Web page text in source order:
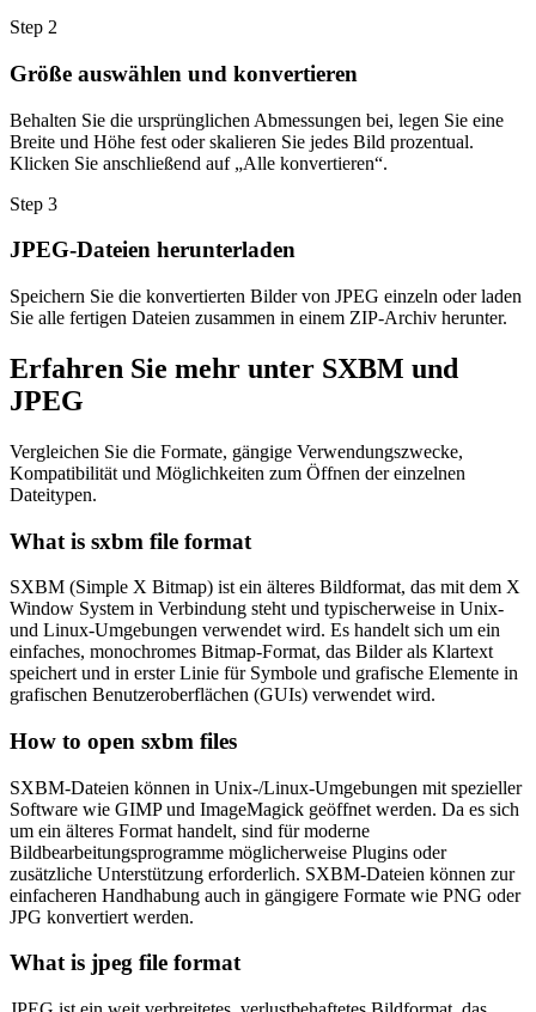
Step 2
Größe auswählen und konvertieren
Behalten Sie die ursprünglichen Abmessungen bei, legen Sie eine
Breite und Höhe fest oder skalieren Sie jedes Bild prozentual.
Klicken Sie anschließend auf „Alle konvertieren“.
Step 3
JPEG-Dateien herunterladen
Speichern Sie die konvertierten Bilder von JPEG einzeln oder laden
Sie alle fertigen Dateien zusammen in einem ZIP-Archiv herunter.
Erfahren Sie mehr unter SXBM und
JPEG
Vergleichen Sie die Formate, gängige Verwendungszwecke,
Kompatibilität und Möglichkeiten zum Öffnen der einzelnen
Dateitypen.
What is sxbm file format
SXBM (Simple X Bitmap) ist ein älteres Bildformat, das mit dem X
Window System in Verbindung steht und typischerweise in Unix-
und Linux-Umgebungen verwendet wird. Es handelt sich um ein
einfaches, monochromes Bitmap-Format, das Bilder als Klartext
speichert und in erster Linie für Symbole und grafische Elemente in
grafischen Benutzeroberflächen (GUIs) verwendet wird.
How to open sxbm files
SXBM-Dateien können in Unix-/Linux-Umgebungen mit spezieller
Software wie GIMP und ImageMagick geöffnet werden. Da es sich
um ein älteres Format handelt, sind für moderne
Bildbearbeitungsprogramme möglicherweise Plugins oder
zusätzliche Unterstützung erforderlich. SXBM-Dateien können zur
einfacheren Handhabung auch in gängigere Formate wie PNG oder
JPG konvertiert werden.
What is jpeg file format